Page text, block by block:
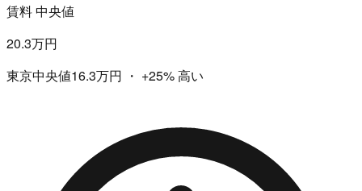
賃料 中央値
20.3万円
東京中央値16.3万円 ・ +25%高い